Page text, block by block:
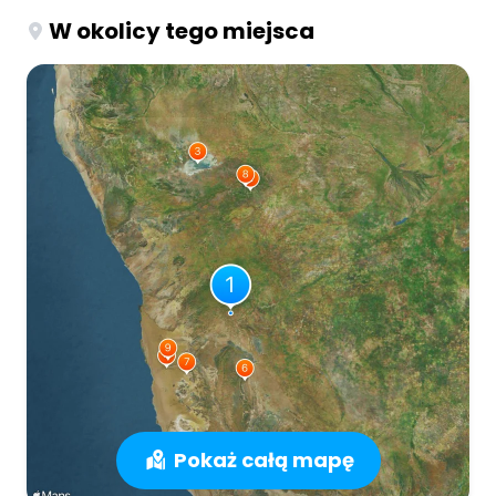
W okolicy tego miejsca
Pokaż całą mapę